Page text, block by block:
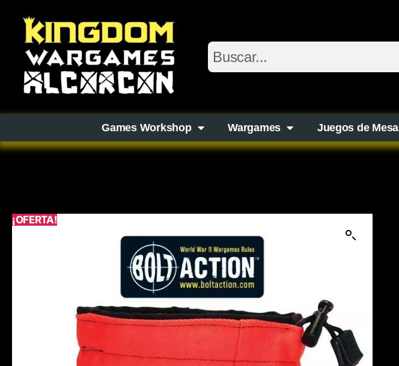
Games Workshop Wargames Juegos de Mesa
¡OFERTA!